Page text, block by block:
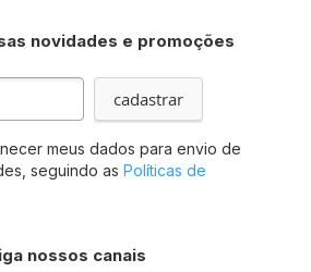
novidades e promoções
cadastrar
meus dados para envio de
seguindo as Políticas de
nossos canais